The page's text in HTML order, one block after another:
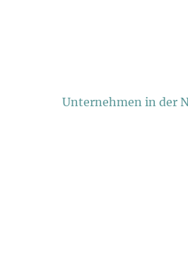
Unternehmen in der